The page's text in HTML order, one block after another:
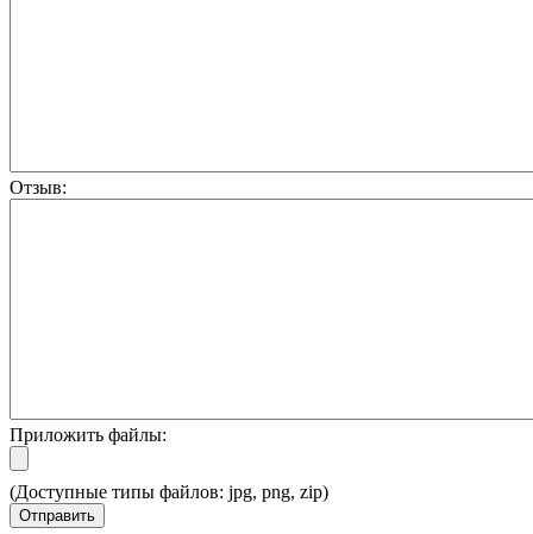
Отзыв:
Приложить файлы:
(Доступные типы файлов: jpg, png, zip)